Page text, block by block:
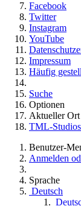
Facebook
Twitter
Instagram
YouTube
Impressum
Häufig
Suche
Optionen
Aktueller Ort
TML-
Benutzer-
Anmelden
Sprache
Deutsch